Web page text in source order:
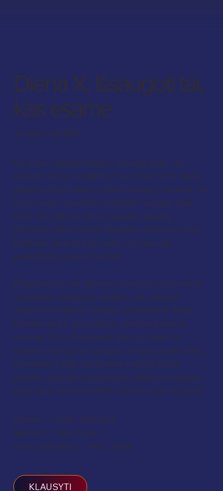
Diena X. Išsaugoti tai,
kas esame
Jurgita Gaižutytė
Ką reiškia saugoti kultūros paveldą tada, kai
pasaulis tampa nestabilus? Kai 2022 metų vasarį
Rusija pradėjo plataus masto invaziją į Ukrainą, per
trejus metus agresoriai sunaikino daugiau kaip
1400 šios šalies kultūros paveldo objektų.
Ukrainos patirtis tampa skaudžiu priminimu, kad
kultūrinė atmintis karo metu yra tokia pat
pažeidžiama kaip ir žmonės.
Pasakojime iš arti patiriama Lietuvos nacionalinio
muziejaus, saugančio daugiau nei pusantro
milijono muziejinių vertybių, kasdienybė, kurią
šiandien lydi ir geopolitinės įtampos keliamas
nerimas. Savo įžvalgomis apie tai, kodėl vis
svarbiau numatyti muziejinių vertybių evakavimo
scenarijus ir kaip geopolitinė realybė keičia
paveldo apsaugos kasdienybę dalijasi muziejaus
generalinė direktorė Rūta Kačkutė ir kiti ekspertai.
Autorė – Jurgita Gaižutytė
Mentorė – Vita Ličytė
Garso režisierius – Pijus Juška
KLAUSYTI